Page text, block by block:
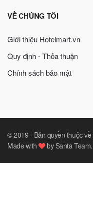
VỀ CHÚNG TÔI
Giới thiệu Hotelmart.vn
Quy định - Thỏa thuận
Chính sách bảo mật
© 2019 - Bản quyền thuộc
Made with
by Santa Team.